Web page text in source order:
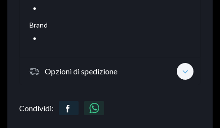
Brand
Opzioni di spedizione
Condividi: